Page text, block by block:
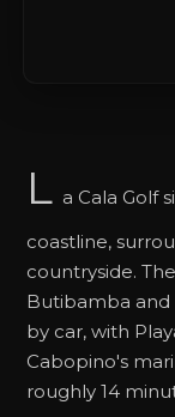
L a Cala Golf
coastline,
countryside.
Butibamba and
by car, with
Cabopino's
roughly 14